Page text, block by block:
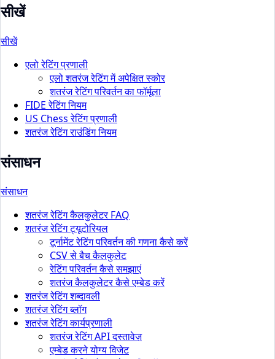
सीखें
सीखें
एलो रेटिंग प्रणाली
एलो शतरंज रेटिंग में अपेक्षित स्कोर
शतरंज रेटिंग परिवर्तन का फॉर्मूला
FIDE रेटिंग नियम
US Chess रेटिंग प्रणाली
शतरंज रेटिंग राउंडिंग नियम
संसाधन
संसाधन
शतरंज रेटिंग कैलकुलेटर FAQ
शतरंज रेटिंग ट्यूटोरियल
टूर्नामेंट रेटिंग परिवर्तन की गणना कैसे करें
CSV से बैच कैलकुलेट
रेटिंग परिवर्तन कैसे समझाएं
शतरंज कैलकुलेटर कैसे एम्बेड करें
शतरंज रेटिंग शब्दावली
शतरंज रेटिंग ब्लॉग
शतरंज रेटिंग कार्यप्रणाली
शतरंज रेटिंग API दस्तावेज़
एम्बेड करने योग्य विजेट